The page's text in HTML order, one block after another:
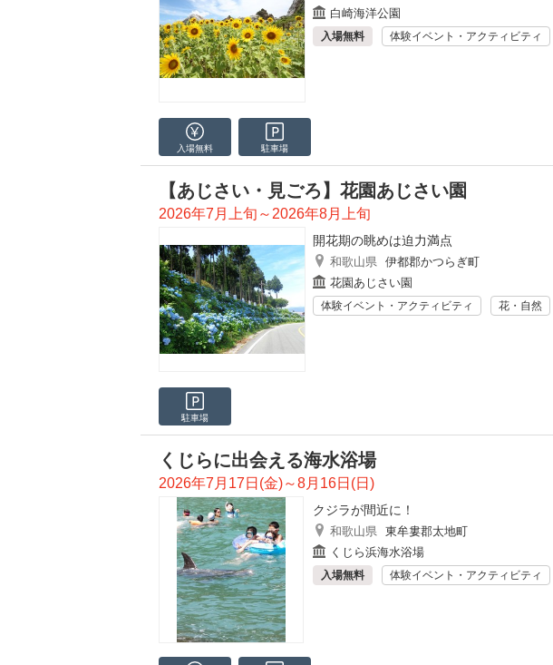
白崎海洋公園
入場無料 体験イベント・アクティビティ
入場無料 駐車場
【あじさい・見ごろ】花園あじさい園
2026年7月上旬～2026年8月上旬
開花期の眺めは迫力満点
和歌山県 伊都郡かつらぎ町
花園あじさい園
体験イベント・アクティビティ 花・自然
駐車場
くじらに出会える海水浴場
2026年7月17日(金)～8月16日(日)
クジラが間近に！
和歌山県 東牟婁郡太地町
くじら浜海水浴場
入場無料 体験イベント・アクティビティ